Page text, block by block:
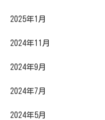
2025年1月
2024年11月
2024年9月
2024年7月
2024年5月